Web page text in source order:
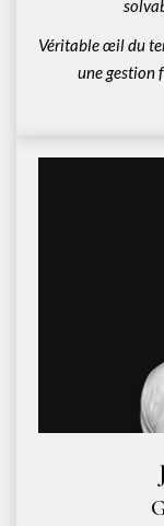
Véritable œil du
une gestion